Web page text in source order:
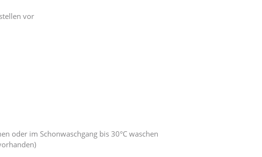
vor
oder im Schonwaschgang bis 30°C waschen